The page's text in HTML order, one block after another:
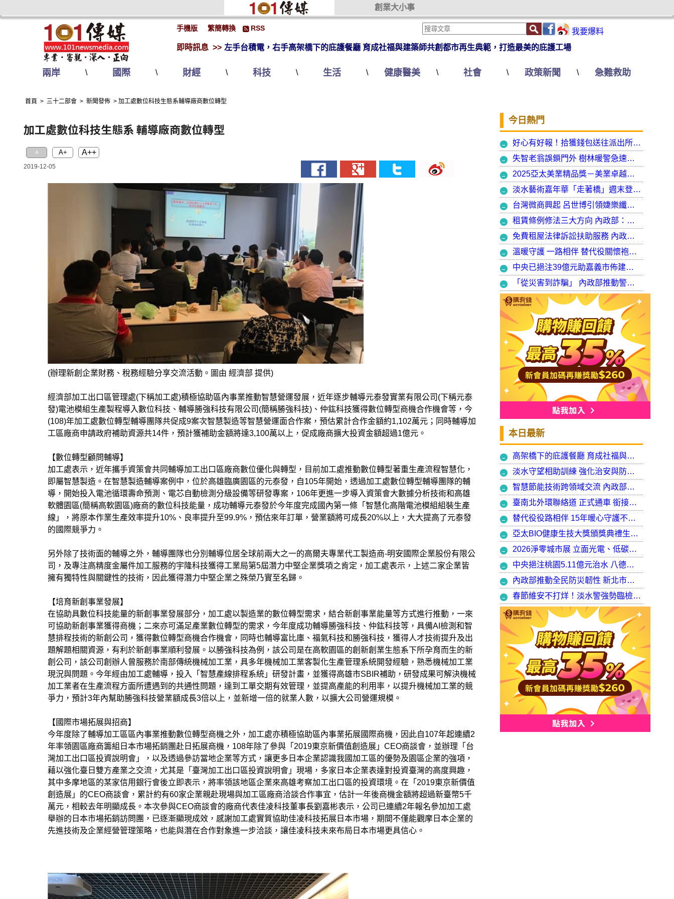
創業大小事
手機版 繁簡轉換 RSS
我要爆料
即時訊息 >> 左手台積電，右手高架橋下的庇護餐廳 育成社福與建築師共創都市再生典範，打造最美的庇護工場
兩岸 \ 國際 \ 財經 \ 科技 \ 生活 \ 健康醫美 \ 社會 \ 政策新聞 \ 急難救助
首頁 > 三十二部會 > 新聞發佈 > 加工處數位科技生態系輔導廠商數位轉型
加工處數位科技生態系 輔導廠商數位轉型
A A+ A++
2019-12-05
(辦理新創企業財務、稅務經驗分享交流活動。圖由 經濟部 提供)
經濟部加工出口區管理處(下稱加工處)積極協助區內事業推動智慧營運發展，近年逐步輔導元泰發實業有限公司(下稱元泰
發)電池模組生產製程導入數位科技、輔導勝強科技有限公司(簡稱勝強科技)、仲鈜科技獲得數位轉型商機合作機會等，今
(108)年加工處數位轉型輔導團隊共促成9案次智慧製造等智慧營運面合作案，預估累計合作金額約1,102萬元；同時輔導加
工區廠商申請政府補助資源共14件，預計獲補助金額將達3,100萬以上，促成廠商擴大投資金額超過1億元。
【數位轉型顧問輔導】
加工處表示，近年攜手資策會共同輔導加工出口區廠商數位優化與轉型，目前加工處推動數位轉型著重生產流程智慧化，
即屬智慧製造。在智慧製造輔導案例中，位於高雄臨廣園區的元泰發，自105年開始，透過加工處數位轉型輔導團隊的輔
導，開始投入電池循環壽命預測、電芯自動檢測分級設備等研發專案，106年更進一步導入資策會大數據分析技術和高雄
軟體園區(簡稱高軟園區)廠商的數位科技能量，成功輔導元泰發於今年度完成國內第一條「智慧化高階電池模組組裝生產
線」，將原本作業生產效率提升10%、良率提升至99.9%，預估來年訂單，營業額將可成長20%以上，大大提高了元泰發
的國際競爭力。
另外除了技術面的輔導之外，輔導團隊也分別輔導位居全球前兩大之一的高爾夫專業代工製造商-明安國際企業股份有限公
司，及專注高精度金屬件加工服務的宇隆科技獲得工業局第5屆潛力中堅企業獎項之肯定，加工處表示，上述二家企業皆
擁有獨特性與關鍵性的技術，因此獲得潛力中堅企業之殊榮乃實至名歸。
【培育新創事業發展】
在協助具數位科技能量的新創事業發展部分，加工處以製造業的數位轉型需求，結合新創事業能量等方式進行推動，一來
可協助新創事業獲得商機；二來亦可滿足產業數位轉型的需求，今年度成功輔導勝強科技、仲鈜科技等，具備AI檢測和智
慧排程技術的新創公司，獲得數位轉型商機合作機會，同時也輔導富比庫、福氣科技和勝強科技，獲得人才技術提升及出
題解題相關資源，有利於新創事業順利發展。以勝強科技為例，該公司是在高軟園區的創新創業生態系下所孕育而生的新
創公司，該公司創辦人曾服務於南部傳統機械加工業，具多年機械加工業客製化生產管理系統開發經驗，熟悉機械加工業
現況與問題。今年經由加工處輔導，投入「智慧產線排程系統」研發計畫，並獲得高雄市SBIR補助，研發成果可解決機械
加工業者在生產流程方面所遭遇到的共通性問題，達到工單交期有效管理，並提高產能的利用率，以提升機械加工業的競
爭力，預計3年內幫助勝強科技營業額成長3倍以上，並新增一倍的就業人數，以擴大公司營運規模。
【國際市場拓展與招商】
今年度除了輔導加工區區內事業推動數位轉型商機之外，加工處亦積極協助區內事業拓展國際商機，因此自107年起連續2
年率領園區廠商籌組日本市場拓銷團赴日拓展商機，108年除了參與「2019東京新價值創造展」CEO商談會，並辦理「台
灣加工出口區投資說明會」，以及透過參訪當地企業等方式，讓更多日本企業認識我國加工區的優勢及園區企業的強項，
藉以強化臺日雙方產業之交流，尤其是「臺灣加工出口區投資說明會」現場，多家日本企業表達對投資臺灣的高度興趣，
其中多摩地區的某家信用銀行會後立即表示，將率領該地區企業來高雄考察加工出口區的投資環境。在「2019東京新價值
創造展」的CEO商談會，累計約有60家企業親赴現場與加工區廠商洽談合作事宜，估計一年後商機金額將超過新臺幣5千
萬元，相較去年明顯成長。本次參與CEO商談會的廠商代表佳凌科技董事長劉嘉彬表示，公司已連續2年報名參加加工處
舉辦的日本市場拓銷訪問團，已逐漸顯現成效，感謝加工處實質協助佳凌科技拓展日本市場，期間不僅能觀摩日本企業的
先進技術及企業經營管理策略，也能與潛在合作對象進一步洽談，讓佳凌科技未來布局日本市場更具信心。
今日熱門
好心有好報！拾獲錢包送往派出所竟發現自己遺失的手機
失智老翁誤鎖門外 樹林暖警急速營救阻飢寒
2025亞太美業精品獎－美業卓越大賞 揭曉年度最受矚目美業榮耀品牌
淡水藝術嘉年華「走著橋」週末登場 淡水警啟動交通管制
台灣微商興起 呂世博引領婕樂纖走入國際
租賃條例修法三大方向 內政部：保障租賃雙方權益 租客安心住、房東放心租
免費租屋法律訴訟扶助服務 內政部：9月30日起正式開辦受理
溫暖守護 一路相伴 替代役關懷袍澤弟兄 以行動展現同袍大愛
中央已挹注39億元助嘉義市佈建污水系統 內政部：東區用戶接管將新增3萬戶 期許未來推動再生水永續利用
「從災害到詐騙」 內政部推動警大轉型強化災防與偵查能力
本日最新
高架橋下的庇護餐廳 育成社福與建築師共創都市再生典範，打造最美的庇護工場
淡水守望相助訓練 強化治安與防衛韌性
智慧節能技術跨領域交流 內政部攜手產官學加速建築淨零轉型
臺南北外環聯絡道 正式通車 銜接樹谷園區 完善南科聯外路網
替代役役路相伴 15年暖心守護不停歇，攜手走出溫暖與希望
亞太BIO健康生技大獎頒獎典禮生技健康產業榮耀盛會
2026淨零城市展 立面光電、低碳社宅齊登場 內政部攜手產業走入生活場域 共築2050淨零願景
中央挹注桃園5.11億元治水 八德區大仁滯洪池今啟用 守護龜山產業園區6千億產值 保障3.5萬居民安全
內政部推動全民防災韌性 新北市防災士培訓突破 2 萬人
春節維安不打烊！淡水警強勢臨檢掃蕩 封閉式路檢斷絕治安隱憂